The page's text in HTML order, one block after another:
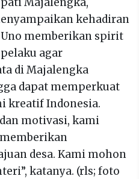
Majalengka,
kehadiran
memberikan spirit
agar
di Majalengka
dapat memperkuat
kreatif Indonesia.
motivasi, kami
desa. Kami mohon
katanya. (rls; foto